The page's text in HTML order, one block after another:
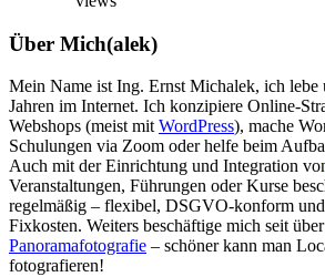
Über Mich(alek)
Mein Name ist Ing. Ernst Michalek, ich lebe
Jahren im Internet. Ich konzipiere Online-
Webshops (meist mitWordPress), mache
Schulungen via Zoom oder helfe beim
Auch mit der Einrichtung und Integration
Veranstaltungen, Führungen oder Kurse
regelmäßig – flexibel, DSGVO-konform
Fixkosten. Weiters beschäftige mich seit
Panoramafotografie – schöner kann man
fotografieren!